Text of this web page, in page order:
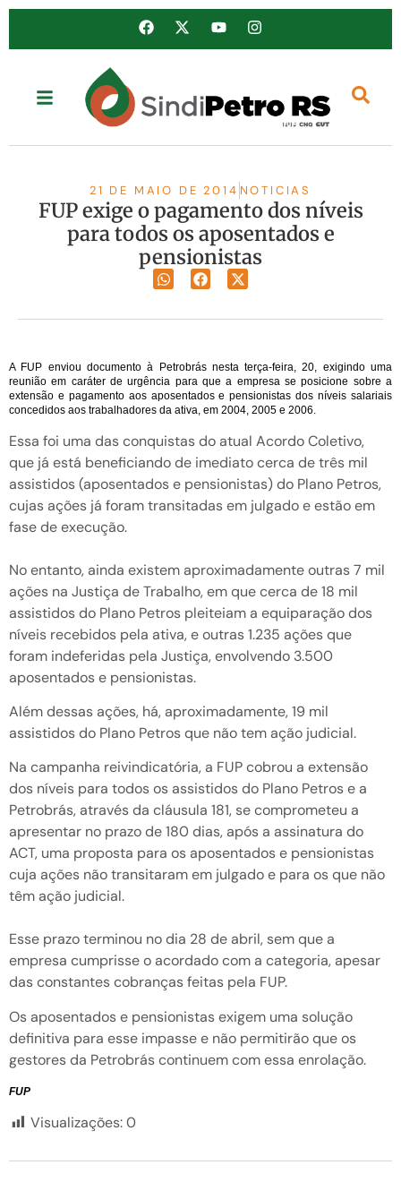
21 DE MAIO DE 2014 NOTICIAS
FUP exige o pagamento dos níveis
para todos os aposentados e
pensionistas
A FUP enviou documento à Petrobrás nesta terça-feira, 20, exigindo uma
reunião em caráter de urgência para que a empresa se posicione sobre a
extensão e pagamento aos aposentados e pensionistas dos níveis salariais
concedidos aos trabalhadores da ativa, em 2004, 2005 e 2006.
Essa foi uma das conquistas do atual Acordo Coletivo,
que já está beneficiando de imediato cerca de três mil
assistidos (aposentados e pensionistas) do Plano Petros,
cujas ações já foram transitadas em julgado e estão em
fase de execução.
No entanto, ainda existem aproximadamente outras 7 mil
ações na Justiça de Trabalho, em que cerca de 18 mil
assistidos do Plano Petros pleiteiam a equiparação dos
níveis recebidos pela ativa, e outras 1.235 ações que
foram indeferidas pela Justiça, envolvendo 3.500
aposentados e pensionistas.
Além dessas ações, há, aproximadamente, 19 mil
assistidos do Plano Petros que não tem ação judicial.
Na campanha reivindicatória, a FUP cobrou a extensão
dos níveis para todos os assistidos do Plano Petros e a
Petrobrás, através da cláusula 181, se comprometeu a
apresentar no prazo de 180 dias, após a assinatura do
ACT, uma proposta para os aposentados e pensionistas
cuja ações não transitaram em julgado e para os que não
têm ação judicial.
Esse prazo terminou no dia 28 de abril, sem que a
empresa cumprisse o acordado com a categoria, apesar
das constantes cobranças feitas pela FUP.
Os aposentados e pensionistas exigem uma solução
definitiva para esse impasse e não permitirão que os
gestores da Petrobrás continuem com essa enrolação.
FUP
Visualizações:0